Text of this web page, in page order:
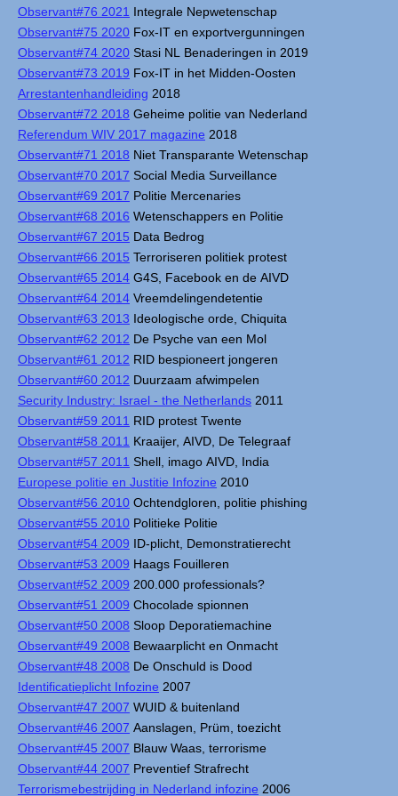
Observant#76 2021 Integrale Nepwetenschap
Observant#75 2020 Fox-IT en exportvergunningen
Observant#74 2020 Stasi NL Benaderingen in 2019
Observant#73 2019 Fox-IT in het Midden-Oosten
Arrestantenhandleiding 2018
Observant#72 2018 Geheime politie van Nederland
Referendum WIV 2017 magazine 2018
Observant#71 2018 Niet Transparante Wetenschap
Observant#70 2017 Social Media Surveillance
Observant#69 2017 Politie Mercenaries
Observant#68 2016 Wetenschappers en Politie
Observant#67 2015 Data Bedrog
Observant#66 2015 Terroriseren politiek protest
Observant#65 2014 G4S, Facebook en de AIVD
Observant#64 2014 Vreemdelingendetentie
Observant#63 2013 Ideologische orde, Chiquita
Observant#62 2012 De Psyche van een Mol
Observant#61 2012 RID bespioneert jongeren
Observant#60 2012 Duurzaam afwimpelen
Security Industry: Israel - the Netherlands 2011
Observant#59 2011 RID protest Twente
Observant#58 2011 Kraaijer, AIVD, De Telegraaf
Observant#57 2011 Shell, imago AIVD, India
Europese politie en Justitie Infozine 2010
Observant#56 2010 Ochtendgloren, politie phishing
Observant#55 2010 Politieke Politie
Observant#54 2009 ID-plicht, Demonstratierecht
Observant#53 2009 Haags Fouilleren
Observant#52 2009 200.000 professionals?
Observant#51 2009 Chocolade spionnen
Observant#50 2008 Sloop Deporatiemachine
Observant#49 2008 Bewaarplicht en Onmacht
Observant#48 2008 De Onschuld is Dood
Identificatieplicht Infozine 2007
Observant#47 2007 WUID & buitenland
Observant#46 2007 Aanslagen, Prüm, toezicht
Observant#45 2007 Blauw Waas, terrorisme
Observant#44 2007 Preventief Strafrecht
Terrorismebestrijding in Nederland infozine 2006